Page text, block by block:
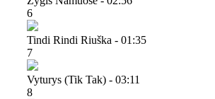
6
Tindi Rindi Riuška - 01:35
7
Vyturys (tik Tak) - 03:11
8